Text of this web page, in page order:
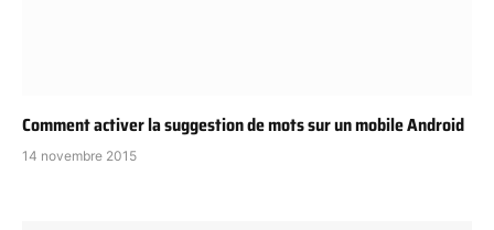
Comment activer la suggestion de mots sur un mobile Android
14 novembre 2015